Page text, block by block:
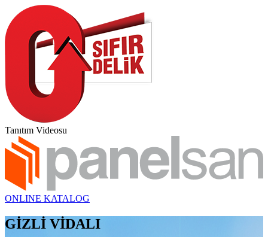
Tanıtım Videosu
ONLINE KATALOG
GİZLİ VİDALI